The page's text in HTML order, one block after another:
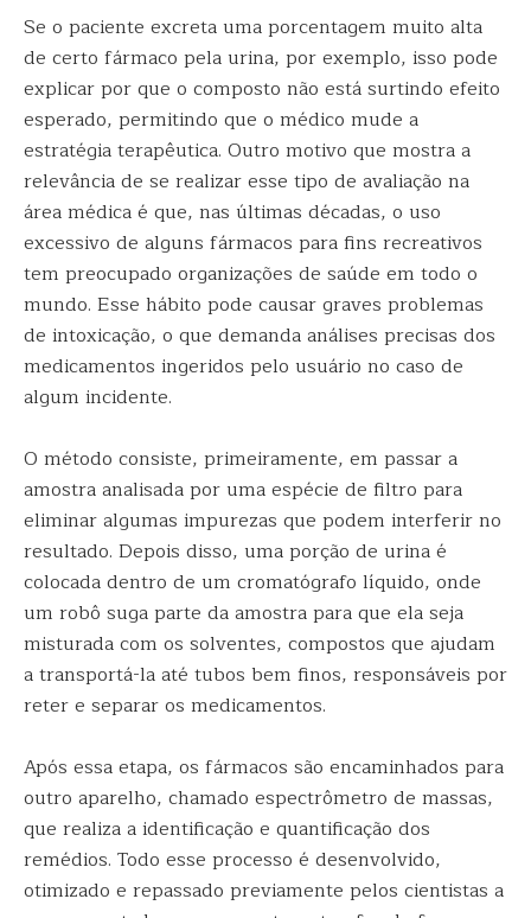
Se o paciente excreta uma porcentagem muito alta
de certo fármaco pela urina, por exemplo, isso pode
explicar por que o composto não está surtindo efeito
esperado, permitindo que o médico mude a
estratégia terapêutica. Outro motivo que mostra a
relevância de se realizar esse tipo de avaliação na
área médica é que, nas últimas décadas, o uso
excessivo de alguns fármacos para fins recreativos
tem preocupado organizações de saúde em todo o
mundo. Esse hábito pode causar graves problemas
de intoxicação, o que demanda análises precisas dos
medicamentos ingeridos pelo usuário no caso de
algum incidente.
O método consiste, primeiramente, em passar a
amostra analisada por uma espécie de filtro para
eliminar algumas impurezas que podem interferir no
resultado. Depois disso, uma porção de urina é
colocada dentro de um cromatógrafo líquido, onde
um robô suga parte da amostra para que ela seja
misturada com os solventes, compostos que ajudam
a transportá-la até tubos bem finos, responsáveis por
reter e separar os medicamentos.
Após essa etapa, os fármacos são encaminhados para
outro aparelho, chamado espectrômetro de massas,
que realiza a identificação e quantificação dos
remédios. Todo esse processo é desenvolvido,
otimizado e repassado previamente pelos cientistas a